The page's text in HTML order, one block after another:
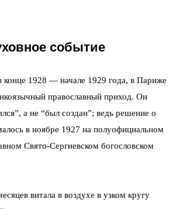
событие
конце 1928 — начале 1929 года, в Париже
православный приход. Он
а не “был создан”; ведь решение о
в ноябре 1927 на полуофициальном
Свято-Сергиевском богословском
витала в воздухе в узком кругу